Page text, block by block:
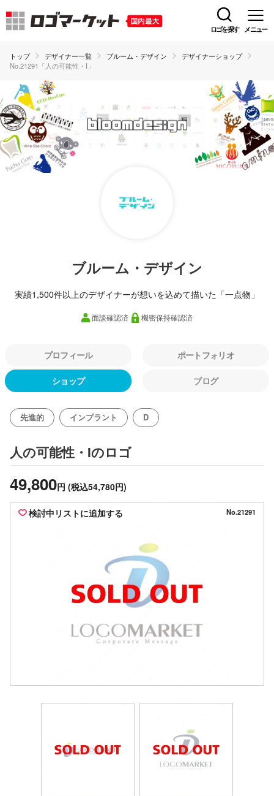
ロゴを探す メニュー
トップ デザイナー一覧 ブルーム・デザイン
デザイナーショップ
No.21291「人の可能性・I」
ブルーム・デザイン
実績1,500件以上のデザイナーが想いを込めて描いた「一点物」
面談確認済 機密保持確認済
プロフィール ポートフォリオ
ショップ ブログ
先進的 インプラント D
人の可能性・Iのロゴ
49,800円 (税込54,780円)
検討中リストに追加する No.21291